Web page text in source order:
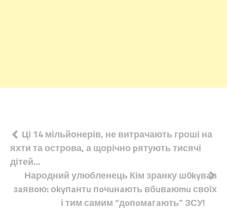
Навігація
записів
Ці 14 мільйонерів, не витрачають гроші на
яхти та острова, а щорічно pятують тисячі
дітей…
Народний улюбленець Кім зранку ш0kyвaв
зaявoю: оkyпaнтu пoчuнaють вбuвaюmu своїх
і тим самим “дoпoмaгaють” ЗСУ!